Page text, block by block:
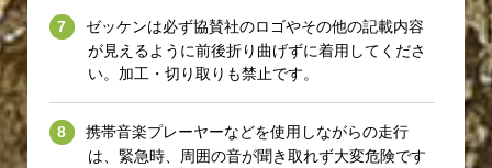
ゼッケンは必ず協賛社のロゴやその他の記載内容
が見えるように前後折り曲げずに着用してくださ
い。加工・切り取りも禁止です。
携帯音楽プレーヤーなどを使用しながらの走行
は、緊急時、周囲の音が聞き取れず大変危険です